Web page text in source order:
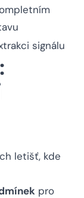
signálu
letišť, kde
pro